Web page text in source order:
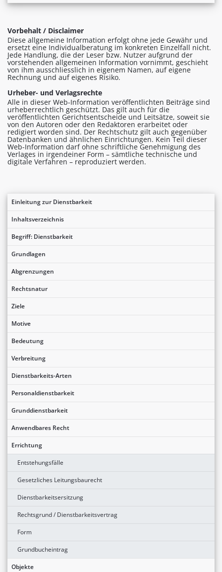
Einleitung zur Dienstbarkeit
Inhaltsverzeichnis
Begriff: Dienstbarkeit
Grundlagen
Abgrenzungen
Rechtsnatur
Ziele
Motive
Bedeutung
Verbreitung
Dienstbarkeits-Arten
Personaldienstbarkeit
Grunddienstbarkeit
Anwendbares Recht
Errichtung
Entstehungsfälle
Gesetzliches Leitungsbaurecht
Dienstbarkeitsersitzung
Rechtsgrund / Dienstbarkeitsvertrag
Form
Grundbucheintrag
Objekte
Vorbehalt / Disclaimer
Diese allgemeine Information erfolgt ohne jede Gewähr und
ersetzt eine Individualberatung im konkreten Einzelfall nicht.
Jede Handlung, die der Leser bzw. Nutzer aufgrund der
vorstehenden allgemeinen Information vornimmt, geschieht
von ihm ausschliesslich in eigenem Namen, auf eigene
Rechnung und auf eigenes Risiko.
Urheber- und Verlagsrechte
Alle in dieser Web-Information veröffentlichten Beiträge sind
urheberrechtlich geschützt. Das gilt auch für die
veröffentlichten Gerichtsentscheide und Leitsätze, soweit sie
von den Autoren oder den Redaktoren erarbeitet oder
redigiert worden sind. Der Rechtschutz gilt auch gegenüber
Datenbanken und ähnlichen Einrichtungen. Kein Teil dieser
Web-Information darf ohne schriftliche Genehmigung des
Verlages in irgendeiner Form – sämtliche technische und
digitale Verfahren – reproduziert werden.